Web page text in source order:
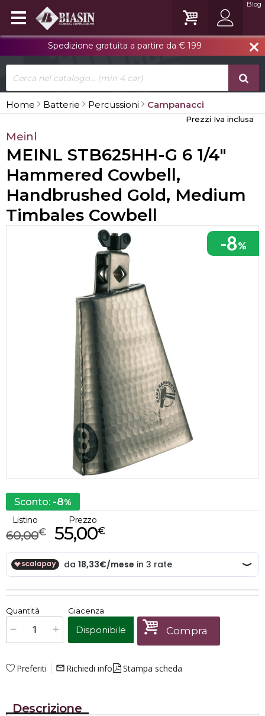
close
Spedizione gratuita a partire da € 199
Blog
Home Batterie Percussioni Campanacci
Prezzi Iva inclusa
Meinl
MEINL STB625HH-G 6 1/4"
Hammered Cowbell,
Handbrushed Gold, Medium
Timbales Cowbell
-8%
Sconto: -8%
Listino
€
60,00
Prezzo
€
55,00
x1 Prezzo finale:€55,00
Quantità Giacenza
Disponibile Compra
Preferiti mail_outline Richiedi info Stampa scheda
Descrizione